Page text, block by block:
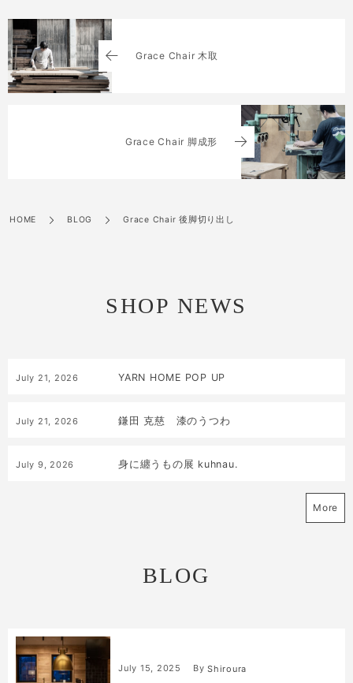
Grace Chair 木取
Grace Chair 脚成形
HOME BLOG Grace Chair 後脚切り出し
SHOP NEWS
July 21, 2026 YARN HOME POP UP
July 21, 2026 鎌田 克慈 漆のうつわ
July 9 , 2026 身に纏うもの展 kuhnau.
More
BLOG
July 15, 2025 By Shiroura